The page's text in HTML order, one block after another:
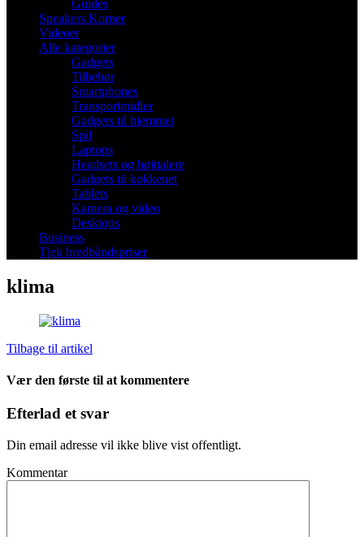
Guides
Speakers Korner
Videoer
Alle kategorier
Gadgets
Tilbehør
Smartphones
Transportmidler
Gadgets til hjemmet
Spil
Laptops
Headsets og højttalere
Gadgets til køkkenet
Tablets
Kamera og video
Desktops
Business
Tjek bredbåndspriser
klima
Tilbage til artikel
Vær den første til at kommentere
Efterlad et svar
Din email adresse vil ikke blive vist offentligt.
Kommentar